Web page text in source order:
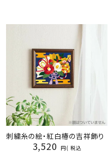
刺繍糸の絵・紅白椿の吉祥飾り
3,520 税込